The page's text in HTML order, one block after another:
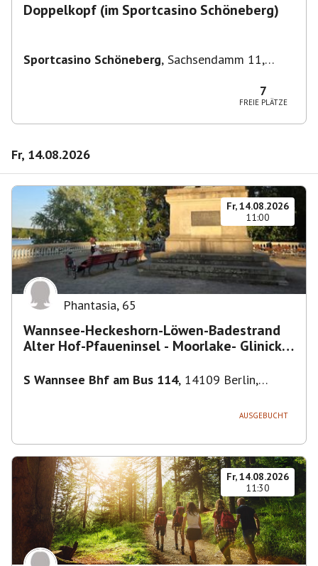
Doppelkopf (im Sportcasino Schöneberg)
Sportcasino Schöneberg, Sachsendamm 11,
7
FREIE PLÄTZE
Fr, 14.08.2026
Fr, 14.08.2026
11:00
Phantasia, 65
Wannsee-Heckeshorn-Löwen-Badestrand
Alter Hof-Pfaueninsel - Moorlake- Glinicker
S Wannsee Bhf am Bus 114, 14109 Berlin,
AUSGEBUCHT
Fr, 14.08.2026
11:30